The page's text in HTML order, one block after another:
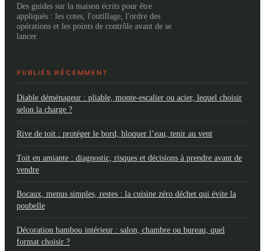
Des guides sur la maison écrits pour être
appliqués : les cotes, l'outillage, l'ordre des
opérations et les points de contrôle avant de se
lancer.
PUBLIÉS RÉCEMMENT
Diable déménageur : pliable, monte-escalier ou acier, lequel choisir
selon la charge ?
Rive de toit : protéger le bord, bloquer l’eau, tenir au vent
Toit en amiante : diagnostic, risques et décisions à prendre avant de
vendre
Bocaux, menus simples, restes : la cuisine zéro déchet qui évite la
poubelle
Décoration bambou intérieur : salon, chambre ou bureau, quel
format choisir ?